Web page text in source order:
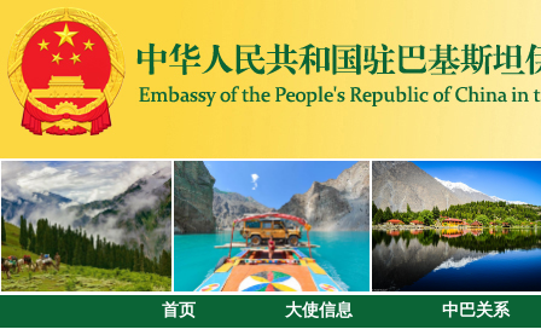
首页 大使信息 中巴关系